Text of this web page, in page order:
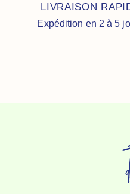
LIVRAISON
Expédition en 2 à 5